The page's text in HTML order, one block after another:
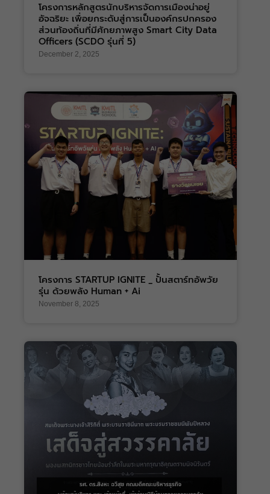
โครงการหลักสูตรนักบริหารจัดการเมืองน่าอยู่
อัจฉริยะ เพื่อยกระดับสู่การเป็นองค์กรปกครอง
ส่วนท้องถิ่นที่มีศักยภาพสูง Smart City Data
Officers (SCDO รุ่นที่ 5)
December 2, 2025
โครงการ STARTUP IGNITE _ ปั้นสตาร์ทอัพวัย
รุ่น ด้วยพลัง Human + Ai
November 8, 2025